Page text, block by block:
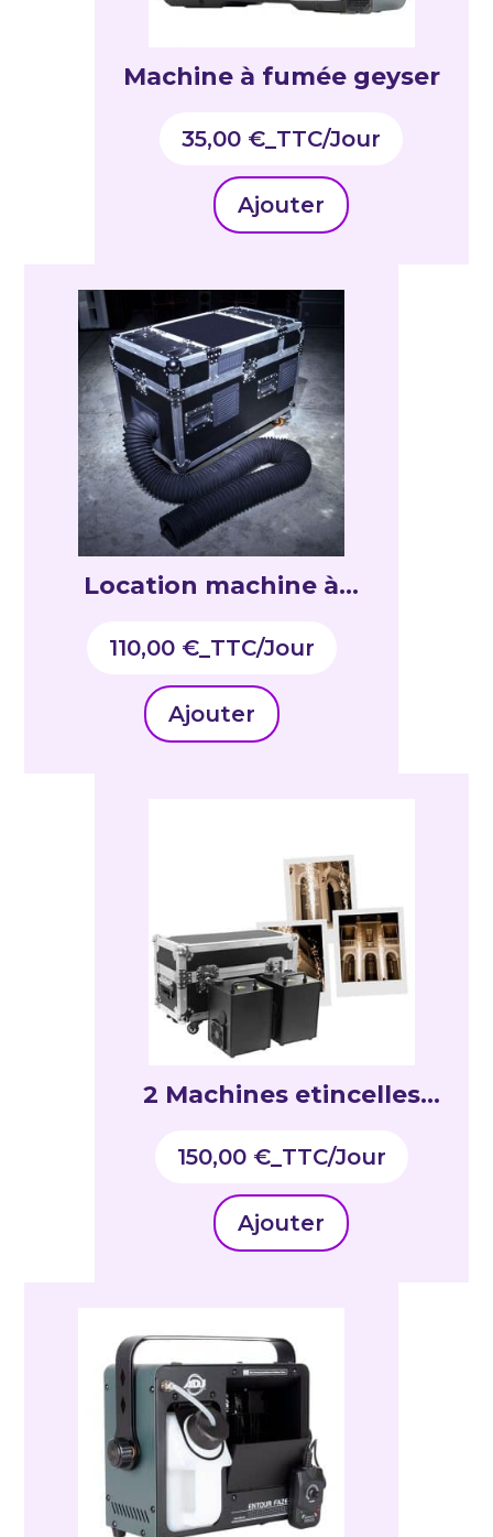
Machine à fumée geyser
35,00 €_TTC
Ajouter
Location machine à
d’eau
110,00 €_TTC
Ajouter
2 Machines etincelles
150,00 €_TTC
Ajouter